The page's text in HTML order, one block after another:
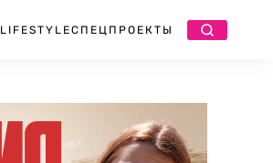
LIFESTYLEСПЕЦПРОЕКТЫ